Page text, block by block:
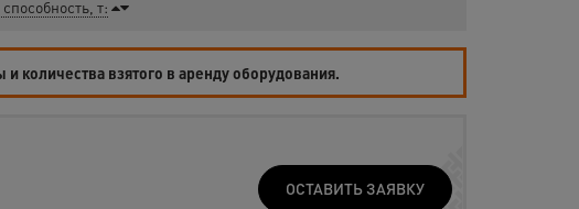
т:
количества взятого в аренду оборудования.
ОСТАВИТЬ ЗАЯВКУ